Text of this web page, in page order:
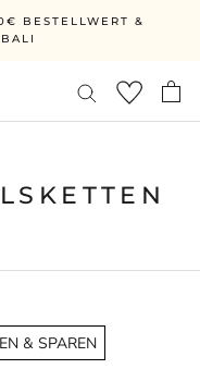
BESTELLWERT &
& SPAREN